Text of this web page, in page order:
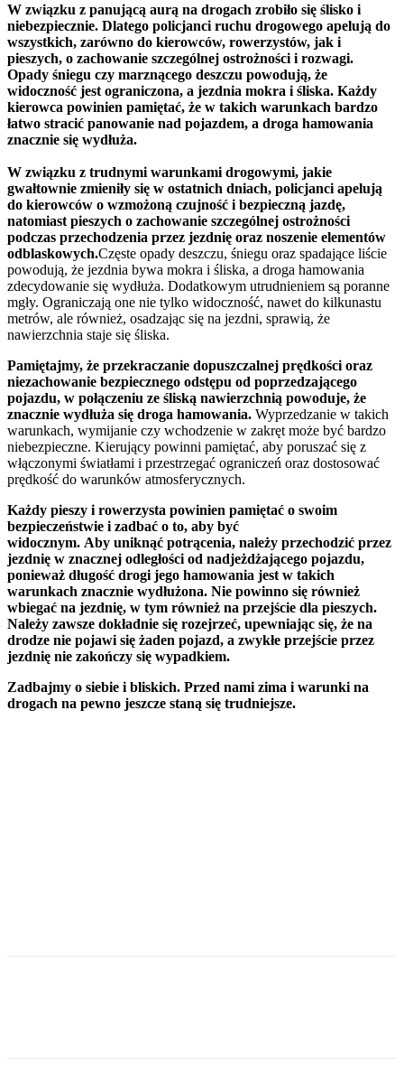
W związku z panującą aurą na drogach zrobiło się ślisko i
niebezpiecznie. Dlatego policjanci ruchu drogowego apelują do
wszystkich, zarówno do kierowców, rowerzystów, jak i
pieszych, o zachowanie szczególnej ostrożności i rozwagi.
Opady śniegu czy marznącego deszczu powodują, że
widoczność jest ograniczona, a jezdnia mokra i śliska. Każdy
kierowca powinien pamiętać, że w takich warunkach bardzo
łatwo stracić panowanie nad pojazdem, a droga hamowania
znacznie się wydłuża.
W związku z trudnymi warunkami drogowymi, jakie
gwałtownie zmieniły się w ostatnich dniach, policjanci apelują
do kierowców o wzmożoną czujność i bezpieczną jazdę,
natomiast pieszych o zachowanie szczególnej ostrożności
podczas przechodzenia przez jezdnię oraz noszenie elementów
odblaskowych.Częste opady deszczu, śniegu oraz spadające liście
powodują, że jezdnia bywa mokra i śliska, a droga hamowania
zdecydowanie się wydłuża. Dodatkowym utrudnieniem są poranne
mgły. Ograniczają one nie tylko widoczność, nawet do kilkunastu
metrów, ale również, osadzając się na jezdni, sprawią, że
nawierzchnia staje się śliska.
Pamiętajmy, że przekraczanie dopuszczalnej prędkości oraz
niezachowanie bezpiecznego odstępu od poprzedzającego
pojazdu, w połączeniu ze śliską nawierzchnią powoduje, że
znacznie wydłuża się droga hamowania. Wyprzedzanie w takich
warunkach, wymijanie czy wchodzenie w zakręt może być bardzo
niebezpieczne. Kierujący powinni pamiętać, aby poruszać się z
włączonymi światłami i przestrzegać ograniczeń oraz dostosować
prędkość do warunków atmosferycznych.
Każdy pieszy i rowerzysta powinien pamiętać o swoim
bezpieczeństwie i zadbać o to, aby być
widocznym. Aby uniknąć potrącenia, należy przechodzić przez
jezdnię w znacznej odległości od nadjeżdżającego pojazdu,
ponieważ długość drogi jego hamowania jest w takich
warunkach znacznie wydłużona. Nie powinno się również
wbiegać na jezdnię, w tym również na przejście dla pieszych.
Należy zawsze dokładnie się rozejrzeć, upewniając się, że na
drodze nie pojawi się żaden pojazd, a zwykłe przejście przez
jezdnię nie zakończy się wypadkiem.
Zadbajmy o siebie i bliskich. Przed nami zima i warunki na
drogach na pewno jeszcze staną się trudniejsze.